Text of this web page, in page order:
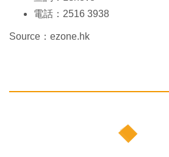
電話：2516 3938
Source：ezone.hk